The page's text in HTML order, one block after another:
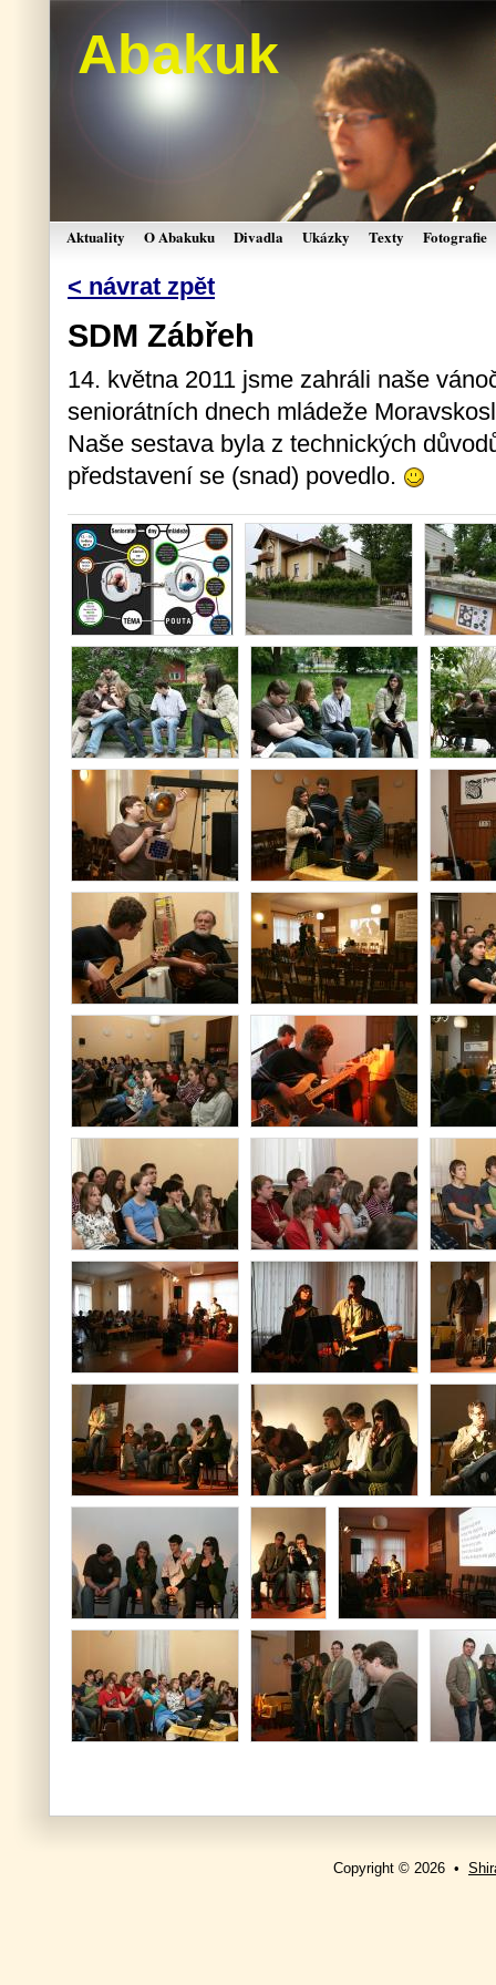
Abakuk
Aktuality O Abakuku Divadla Ukázky Texty Fotografie
< návrat zpět
SDM Zábřeh
14. května 2011 jsme zahráli naše
seniorátních dnech mládeže
Naše sestava byla z technických
představení se (snad) povedlo.
Copyright © 2026 •